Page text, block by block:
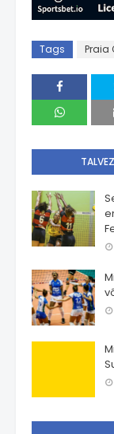
Tags Praia